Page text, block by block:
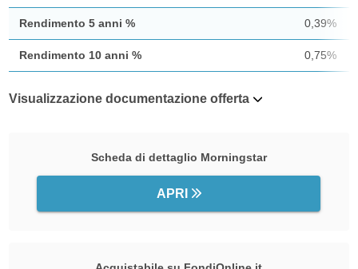
Rendimento 5 anni % 0,39%
Rendimento 10 anni % 0,75%
Visualizzazione documentazione offerta
Scheda di dettaglio Morningstar
APRI